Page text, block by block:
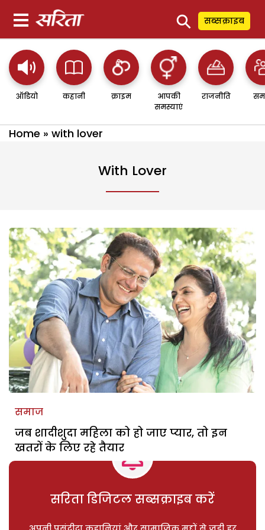
⚲ सब्सक्राइब
ऑडियो कहानी क्राइम
आपकी
समस्याएं
राजनीति
Home » with lover
With Lover
समाज
जब शादीशुदा महिला को हो जाए प्यार, तो इन
खतरों के लिए रहे तैयार
सरिता डिजिटल सब्सक्राइब करें